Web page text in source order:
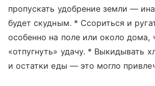
пропускать удобрение земли —
будет скудным. * Ссориться и
особенно на поле или около дома,
«отпугнуть» удачу. * Выкидывать
и остатки еды — это могло